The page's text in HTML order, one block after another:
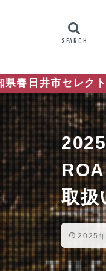
レクトショップ
取
2025